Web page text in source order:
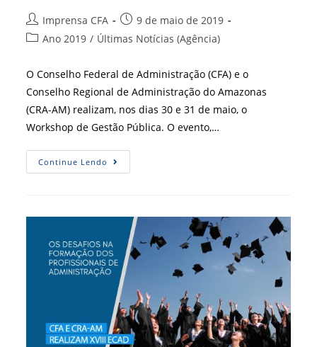
Autor
do
Imprensa CFA
Post
publicado:
9 de maio de 2019
Categoria
post:
Ano 2019 / Últimas Notícias (Agência)
O Conselho Federal de Administração (CFA) e o
Conselho Regional de Administração do Amazonas
(CRA-AM) realizam, nos dias 30 e 31 de maio, o
Workshop de Gestão Pública. O evento,…
Continue Lendo Manaus
Receberá